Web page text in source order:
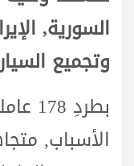
السورية,
وتجميع
الأسباب,